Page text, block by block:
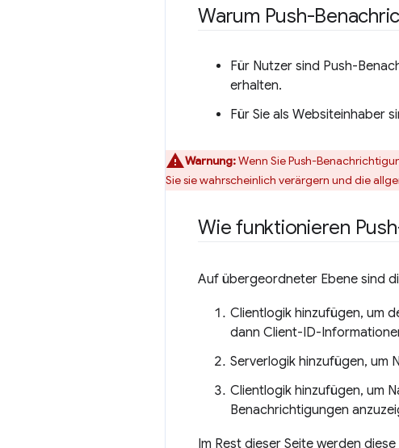
Warum Push-
Für Nutzer sind Push-
erhalten.
Für Sie als Websiteinhaber
Warnung:Wenn Sie Push-
Sie sie wahrscheinlich verärgern und die
Wie funktionieren
Auf übergeordneter Ebene sind
Clientlogik hinzufügen, um
dann Client-ID-
Serverlogik hinzufügen, um
Clientlogik hinzufügen, um
Benachrichtigungen
Im Rest dieser Seite werden